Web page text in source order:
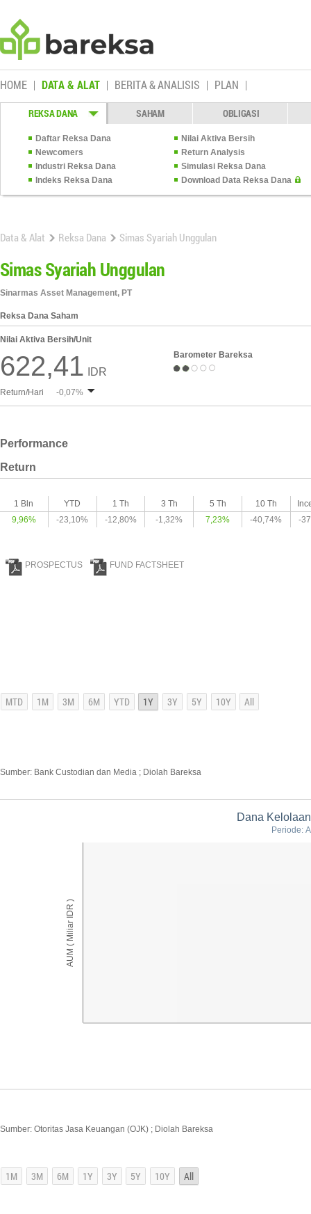
HOME DATA & ALAT BERITA & ANALISIS PLAN
REKSA DANA SAHAM OBLIGASI
Daftar Reksa Dana
Nilai Aktiva Bersih
Newcomers
Return Analysis
Industri Reksa Dana
Simulasi Reksa Dana
Indeks Reksa Dana
Download Data Reksa Dana
Data & Alat Reksa Dana Simas Syariah Unggulan
Simas Syariah Unggulan
Sinarmas Asset Management, PT
Reksa Dana Saham
Nilai Aktiva Bersih/Unit
622,41 IDR
Barometer Bareksa
Return/Hari -0,07%
Performance
Return
1 Bln YTD 1 Th 3 Th 5 Th 10 Th
9,96%
-23,10% -12,80% -1,32% 7,23% -40,74% -
PROSPECTUS FUND FACTSHEET
Sumber: Bank Custodian dan Media ; Diolah Bareksa
AUM ( Miliar IDR )
Dana
Periode:
Sumber: Otoritas Jasa Keuangan (OJK) ; Diolah Bareksa